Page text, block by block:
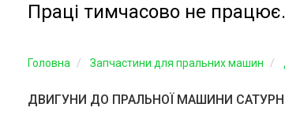
Праці тимчасово не працює.
Головна Запчастини для пральних машин
ДВИГУНИ ДО ПРАЛЬНОЇ МАШИНИ САТУРН